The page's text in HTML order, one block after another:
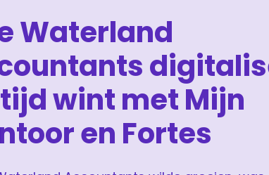
Waterland
wint met Mijn
en Fortes